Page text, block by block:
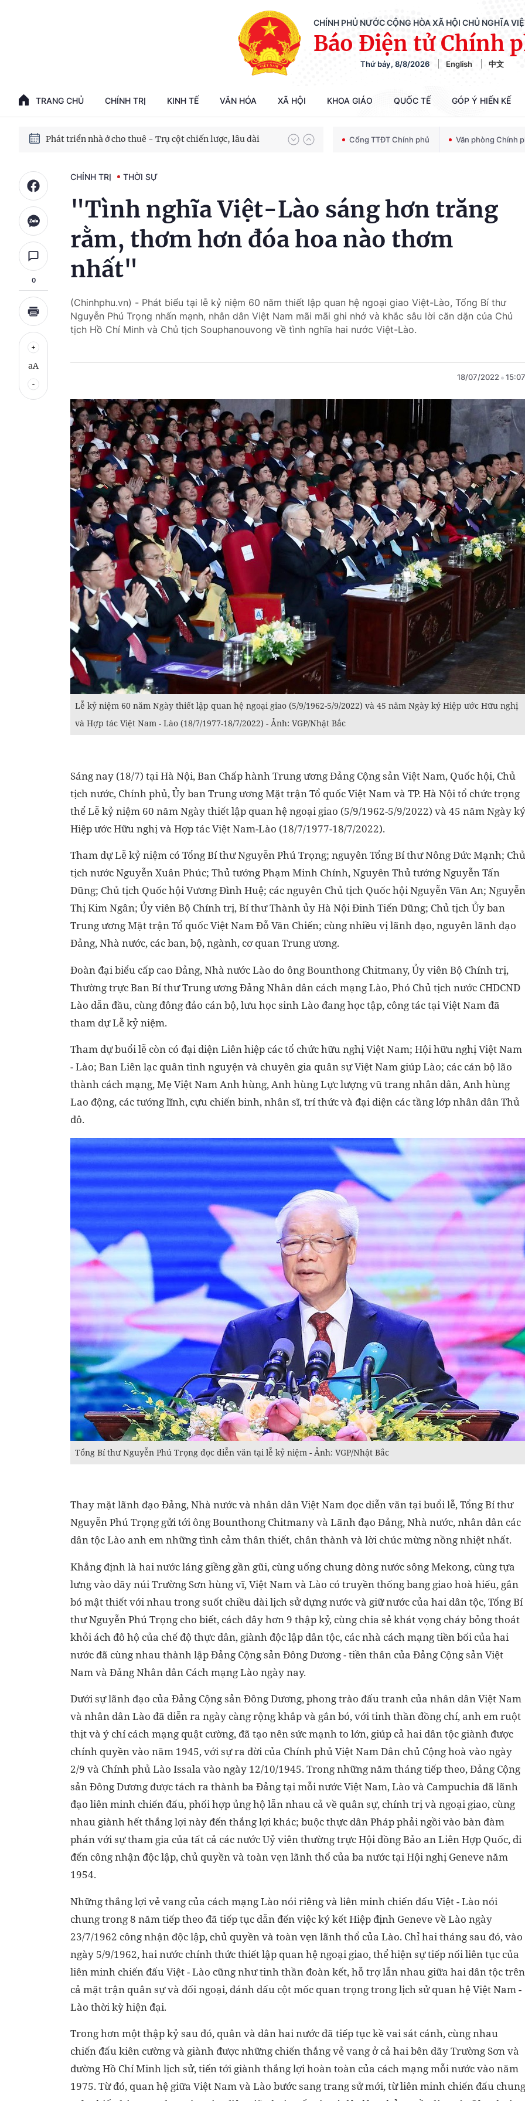
CHÍNH PHỦ NƯỚC CỘNG HÒA XÃ HỘI CHỦ NGHĨA
Báo Điện tử Chính
Thứ bảy, 8/8/2026 English 中文
TRANG CHỦ CHÍNH TRỊ KINH TẾ VĂN HÓA XÃ HỘI KHOA GIÁO QUỐC TẾ GÓP Ý HIẾN KẾ
Phát triển kinh tế nhà nước trong kỷ nguyên mới
Chiến dịch 500 ngày đêm tìm kiếm, quy tập và xác định danh tính hài cốt liệt sĩ
Bảo vệ nền tảng tư tưởng của Đảng trong kỷ nguyên phát triển mới
Phát triển nhà ở cho thuê - Trụ cột chiến lược, lâu dài Cổng TTĐT Chính phủ Văn phòng Chính
0
aA
CHÍNH TRỊ THỜI SỰ
"Tình nghĩa Việt-Lào sáng hơn trăng
rằm, thơm hơn đóa hoa nào thơm
nhất"
(Chinhphu.vn) - Phát biểu tại lễ kỷ niệm 60 năm thiết lập quan hệ ngoại giao Việt-Lào, Tổng Bí thư
Nguyễn Phú Trọng nhấn mạnh, nhân dân Việt Nam mãi mãi ghi nhớ và khắc sâu lời căn dặn của Chủ
tịch Hồ Chí Minh và Chủ tịch Souphanouvong về tình nghĩa hai nước Việt-Lào.
18/07/2022 15:07
Lễ kỷ niệm 60 năm Ngày thiết lập quan hệ ngoại giao (5/9/1962-5/9/2022) và 45 năm Ngày ký Hiệp ước Hữu nghị
và Hợp tác Việt Nam - Lào (18/7/1977-18/7/2022) - Ảnh: VGP/Nhật Bắc
Sáng nay (18/7) tại Hà Nội, Ban Chấp hành Trung ương Đảng Cộng sản Việt Nam, Quốc hội, Chủ
tịch nước, Chính phủ, Ủy ban Trung ương Mặt trận Tổ quốc Việt Nam và TP. Hà Nội tổ chức trọng
thể Lễ kỷ niệm 60 năm Ngày thiết lập quan hệ ngoại giao (5/9/1962-5/9/2022) và 45 năm Ngày ký
Hiệp ước Hữu nghị và Hợp tác Việt Nam-Lào (18/7/1977-18/7/2022).
Tham dự Lễ kỷ niệm có Tổng Bí thư Nguyễn Phú Trọng; nguyên Tổng Bí thư Nông Đức Mạnh; Chủ
tịch nước Nguyễn Xuân Phúc; Thủ tướng Phạm Minh Chính, Nguyên Thủ tướng Nguyễn Tấn
Dũng; Chủ tịch Quốc hội Vương Đình Huệ; các nguyên Chủ tịch Quốc hội Nguyễn Văn An; Nguyễn
Thị Kim Ngân; Ủy viên Bộ Chính trị, Bí thư Thành ủy Hà Nội Đinh Tiến Dũng; Chủ tịch Ủy ban
Trung ương Mặt trận Tổ quốc Việt Nam Đỗ Văn Chiến; cùng nhiều vị lãnh đạo, nguyên lãnh đạo
Đảng, Nhà nước, các ban, bộ, ngành, cơ quan Trung ương.
Đoàn đại biểu cấp cao Đảng, Nhà nước Lào do ông Bounthong Chitmany, Ủy viên Bộ Chính trị,
Thường trực Ban Bí thư Trung ương Đảng Nhân dân cách mạng Lào, Phó Chủ tịch nước CHDCND
Lào dẫn đầu, cùng đông đảo cán bộ, lưu học sinh Lào đang học tập, công tác tại Việt Nam đã
tham dự Lễ kỷ niệm.
Tham dự buổi lễ còn có đại diện Liên hiệp các tổ chức hữu nghị Việt Nam; Hội hữu nghị Việt Nam
- Lào; Ban Liên lạc quân tình nguyện và chuyên gia quân sự Việt Nam giúp Lào; các cán bộ lão
thành cách mạng, Mẹ Việt Nam Anh hùng, Anh hùng Lực lượng vũ trang nhân dân, Anh hùng
Lao động, các tướng lĩnh, cựu chiến binh, nhân sĩ, trí thức và đại diện các tầng lớp nhân dân Thủ
đô.
Tổng Bí thư Nguyễn Phú Trọng đọc diễn văn tại lễ kỷ niệm - Ảnh: VGP/Nhật Bắc
Thay mặt lãnh đạo Đảng, Nhà nước và nhân dân Việt Nam đọc diễn văn tại buổi lễ, Tổng Bí thư
Nguyễn Phú Trọng gửi tới ông Bounthong Chitmany và Lãnh đạo Đảng, Nhà nước, nhân dân các
dân tộc Lào anh em những tình cảm thân thiết, chân thành và lời chúc mừng nồng nhiệt nhất.
Khẳng định là hai nước láng giềng gần gũi, cùng uống chung dòng nước sông Mekong, cùng tựa
lưng vào dãy núi Trường Sơn hùng vĩ, Việt Nam và Lào có truyền thống bang giao hoà hiếu, gắn
bó mật thiết với nhau trong suốt chiều dài lịch sử dựng nước và giữ nước của hai dân tộc, Tổng Bí
thư Nguyễn Phú Trọng cho biết, cách đây hơn 9 thập kỷ, cùng chia sẻ khát vọng cháy bỏng thoát
khỏi ách đô hộ của chế độ thực dân, giành độc lập dân tộc, các nhà cách mạng tiền bối của hai
nước đã cùng nhau thành lập Đảng Cộng sản Đông Dương - tiền thân của Đảng Cộng sản Việt
Nam và Đảng Nhân dân Cách mạng Lào ngày nay.
Dưới sự lãnh đạo của Đảng Cộng sản Đông Dương, phong trào đấu tranh của nhân dân Việt Nam
và nhân dân Lào đã diễn ra ngày càng rộng khắp và gắn bó, với tinh thần đồng chí, anh em ruột
thịt và ý chí cách mạng quật cường, đã tạo nên sức mạnh to lớn, giúp cả hai dân tộc giành được
chính quyền vào năm 1945, với sự ra đời của Chính phủ Việt Nam Dân chủ Cộng hoà vào ngày
2/9 và Chính phủ Lào Issala vào ngày 12/10/1945. Trong những năm tháng tiếp theo, Đảng Cộng
sản Đông Dương được tách ra thành ba Đảng tại mỗi nước Việt Nam, Lào và Campuchia đã lãnh
đạo liên minh chiến đấu, phối hợp ủng hộ lẫn nhau cả về quân sự, chính trị và ngoại giao, cùng
nhau giành hết thắng lợi này đến thắng lợi khác; buộc thực dân Pháp phải ngồi vào bàn đàm
phán với sự tham gia của tất cả các nước Uỷ viên thường trực Hội đồng Bảo an Liên Hợp Quốc, đi
đến công nhận độc lập, chủ quyền và toàn vẹn lãnh thổ của ba nước tại Hội nghị Geneve năm
1954.
Những thắng lợi vẻ vang của cách mạng Lào nói riêng và liên minh chiến đấu Việt - Lào nói
chung trong 8 năm tiếp theo đã tiếp tục dẫn đến việc ký kết Hiệp định Geneve về Lào ngày
23/7/1962 công nhận độc lập, chủ quyền và toàn vẹn lãnh thổ của Lào. Chỉ hai tháng sau đó, vào
ngày 5/9/1962, hai nước chính thức thiết lập quan hệ ngoại giao, thể hiện sự tiếp nối liên tục của
liên minh chiến đấu Việt - Lào cũng như tinh thần đoàn kết, hỗ trợ lẫn nhau giữa hai dân tộc trên
cả mặt trận quân sự và đối ngoại, đánh dấu cột mốc quan trọng trong lịch sử quan hệ Việt Nam -
Lào thời kỳ hiện đại.
Trong hơn một thập kỷ sau đó, quân và dân hai nước đã tiếp tục kề vai sát cánh, cùng nhau
chiến đấu kiên cường và giành được những chiến thắng vẻ vang ở cả hai bên dãy Trường Sơn và
đường Hồ Chí Minh lịch sử, tiến tới giành thắng lợi hoàn toàn của cách mạng mỗi nước vào năm
1975. Từ đó, quan hệ giữa Việt Nam và Lào bước sang trang sử mới, từ liên minh chiến đấu chung